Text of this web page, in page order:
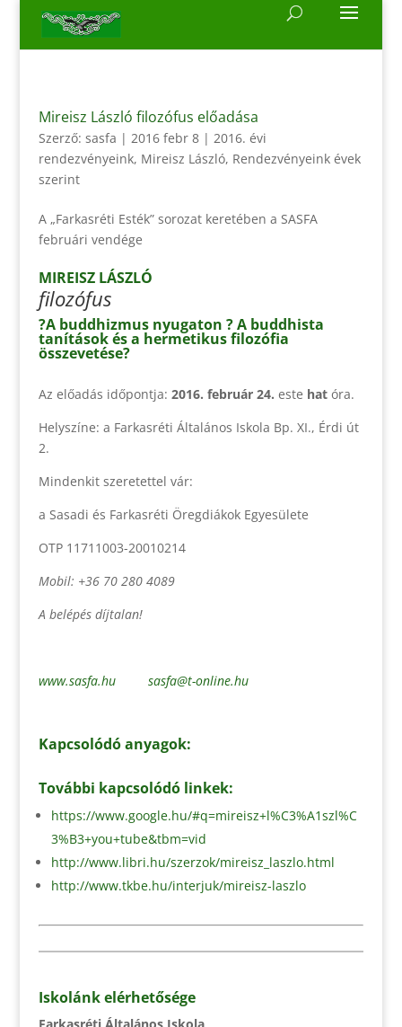
Mireisz László filozófus előadása
Szerző: sasfa | 2016 febr 8| 2016. évi
rendezvényeink, Mireisz László, Rendezvényeink évek
szerint
A „Farkasréti Esték” sorozat keretében a SASFA
februári vendége
MIREISZ LÁSZLÓ
filozófus
?A buddhizmus nyugaton ? A buddhista
tanítások és a hermetikus filozófia
összevetése?
Az előadás időpontja: 2016. február 24. este hat óra.
Helyszíne: a Farkasréti Általános Iskola Bp. XI., Érdi út
2.
Mindenkit szeretettel vár:
a Sasadi és Farkasréti Öregdiákok Egyesülete
OTP 11711003-20010214
Mobil: +36 70 280 4089
A belépés díjtalan!
www.sasfa.hu sasfa@t-online.hu
Kapcsolódó anyagok:
További kapcsolódó linkek:
https://www.google.hu/#q=mireisz+l%C3%A1szl%C
3%B3+you+tube&tbm=vid
http://www.libri.hu/szerzok/mireisz_laszlo.html
http://www.tkbe.hu/interjuk/mireisz-laszlo
Iskolánk elérhetősége